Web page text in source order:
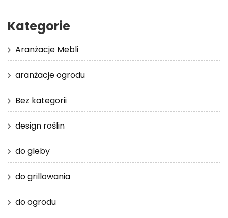
Kategorie
Aranżacje Mebli
aranżacje ogrodu
Bez kategorii
design roślin
do gleby
do grillowania
do ogrodu